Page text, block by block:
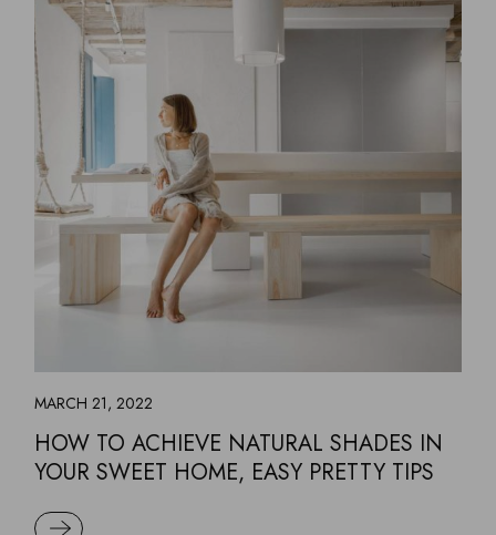
MARCH 21, 2022
HOW TO ACHIEVE NATURAL SHADES IN
YOUR SWEET HOME, EASY PRETTY TIPS
READ MORE